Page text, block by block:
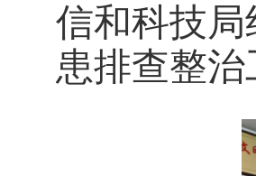
信和科技
患排查整治